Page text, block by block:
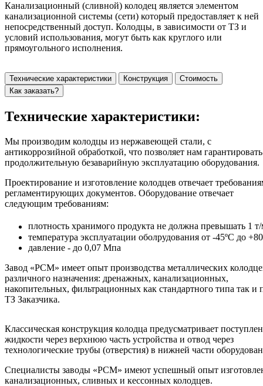
Канализационный (сливной) колодец является элементом
канализационной системы (сети) который предоставляет к ней
непосредственный доступ. Колодцы, в зависимости от ТЗ и
условий использования, могут быть как круглого или
прямоугольного исполнения.
Технические характеристики Конструкция
Стоимость
Как заказать?
Технические характеристики:
Мы производим колодцы из нержавеющей стали, с
антикоррозийной обработкой, что позволяет нам гарантировать
продолжительную безаварийную эксплуатацию оборудования.
Проектирование и изготовление колодцев отвечает
регламентирующих документов. Оборудование отвечает
следующим требованиям:
плотность хранимого продукта не должна превышать 1
температура эксплуатации оболрудования от -45ºС до
давление - до 0,07 Мпа
Завод «РСМ» имеет опыт производства металлических
различного назначения: дренажных, канализационных,
накопительных, фильтрационных как стандартного типа так и
ТЗ Заказчика.
Классическая конструкция колодца предусматривает
жидкости через верхнюю часть устройства и отвод через
технологические трубы (отверстия) в нижней части
Специалисты заводы «РСМ» имеют успешный опыт
канализационных, сливных и кессонных колодцев.